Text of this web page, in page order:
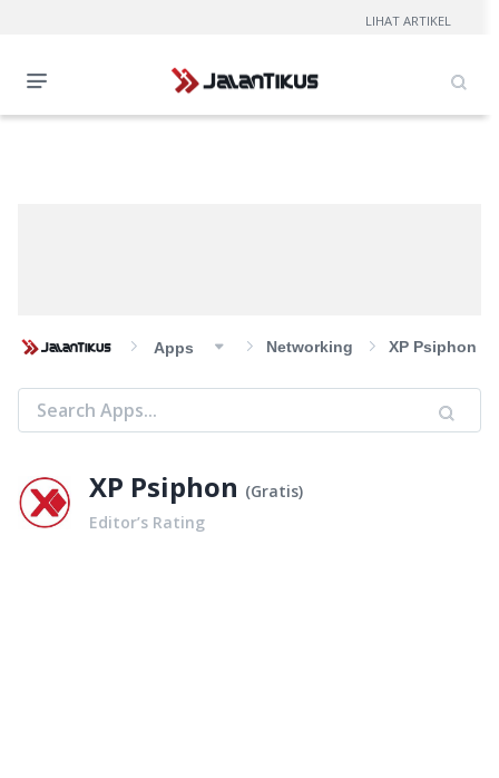
Apps Networking XP Psiphon
XP Psiphon (Gratis)
Editor’s Rating
LIHAT ARTIKEL